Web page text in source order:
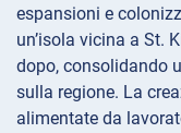
espansioni e
un’isola vicina a St.
dopo, consolidando
sulla regione. La
alimentate da